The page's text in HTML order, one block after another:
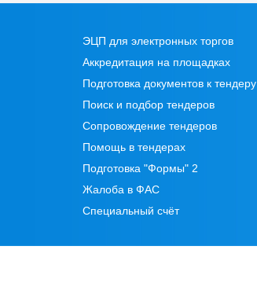
ЭЦП для электронных торгов
Аккредитация на площадках
Подготовка документов к тендеру
Поиск и подбор тендеров
Сопровождение тендеров
Помощь в тендерах
Подготовка "Формы" 2
Жалоба в ФАС
Специальный счёт